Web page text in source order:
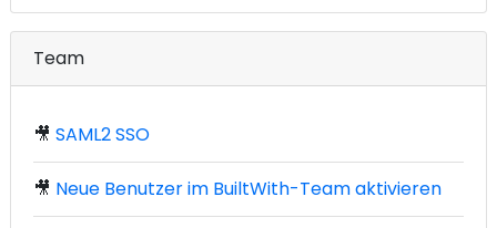
Team
🎥 SAML2 SSO
🎥 Neue Benutzer im BuiltWith-Team aktivieren